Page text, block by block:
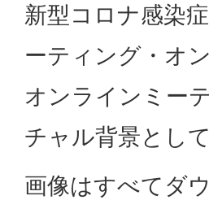
新型コロナ感染
ーティング・オ
オンラインミー
チャル背景とし
画像はすべてダ